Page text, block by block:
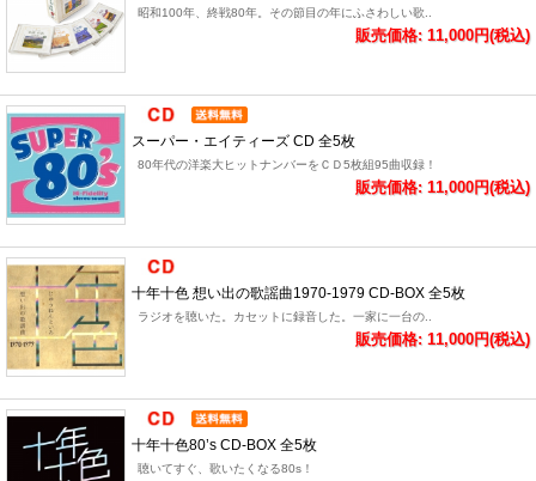
昭和100年、終戦80年。その節目の年にふさわしい歌..
販売価格: 11,000円(税込)
スーパー・エイティーズ CD 全5枚
80年代の洋楽大ヒットナンバーをＣＤ5枚組95曲収録！
販売価格: 11,000円(税込)
十年十色 想い出の歌謡曲1970-1979 CD-BOX 全5枚
ラジオを聴いた。カセットに録音した。一家に一台の..
販売価格: 11,000円(税込)
十年十色80’s CD-BOX 全5枚
聴いてすぐ、歌いたくなる80s！